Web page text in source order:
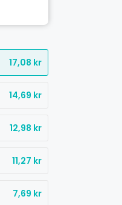
17,08 kr
14,69 kr
12,98 kr
11,27 kr
7,69 kr